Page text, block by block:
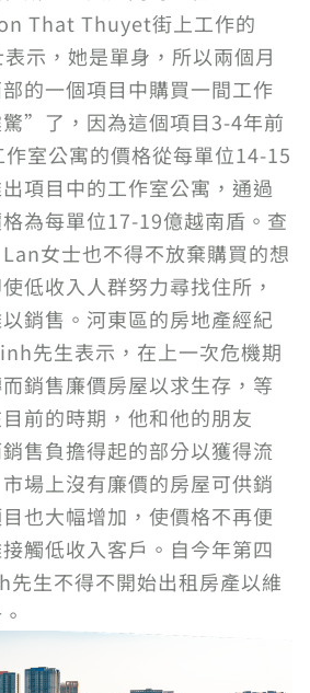
That Thuyet街上工作的
示，她是單身，所以兩個月
的一個項目中購買一間工作
”了，因為這個項目3-4年前
室公寓的價格從每單位14-15
項目中的工作室公寓，通過
為每單位17-19億越南盾。查
女士也不得不放棄購買的想
低收入人群努力尋找住所，
銷售。河東區的房地產經紀
先生表示，在上一次危機期
銷售廉價房屋以求生存，等
前的時期，他和他的朋友
售負擔得起的部分以獲得流
場上沒有廉價的房屋可供銷
也大幅增加，使價格不再便
觸低收入客戶。自今年第四
生不得不開始出租房產以維